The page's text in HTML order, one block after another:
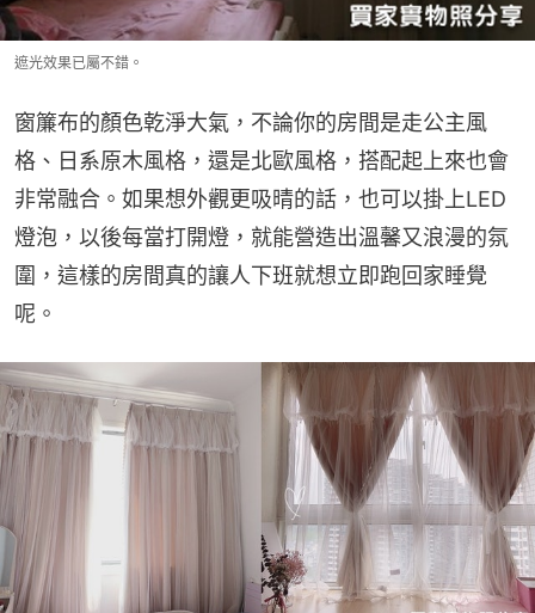
遮光效果已屬不錯。
窗簾布的顏色乾淨大氣，不論你的房間是走公主風
格、日系原木風格，還是北歐風格，搭配起上來也會
非常融合。如果想外觀更吸晴的話，也可以掛上LED
燈泡，以後每當打開燈，就能營造出溫馨又浪漫的氛
圍，這樣的房間真的讓人下班就想立即跑回家睡覺
呢。